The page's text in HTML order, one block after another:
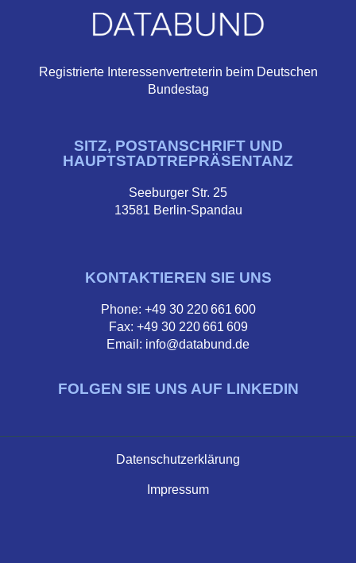
Registrierte Interessenvertreterin beim Deutschen
Bundestag
SITZ, POSTANSCHRIFT UND
HAUPTSTADTREPRÄSENTANZ
Seeburger Str. 25
13581 Berlin-Spandau
KONTAKTIEREN SIE UNS
Phone: +49 30 220 661 600
Fax: +49 30 220 661 609
Email: info@databund.de
FOLGEN SIE UNS AUF LINKEDIN
Datenschutzerklärung
Impressum